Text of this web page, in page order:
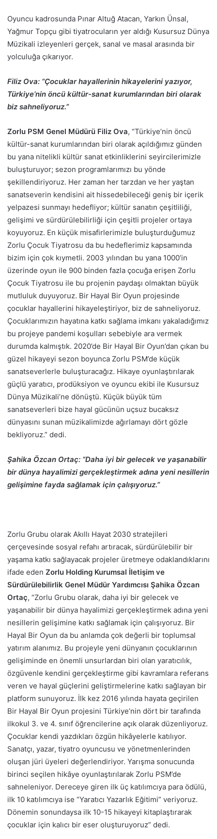
Oyuncu kadrosunda Pınar Altuğ Atacan, Yarkın Ünsal,
Yağmur Topçu gibi tiyatrocuların yer aldığı Kusursuz Dünya
Müzikali izleyenleri gerçek, sanal ve masal arasında bir
yolculuğa çıkarıyor.
Filiz Ova: “Çocuklar hayallerinin hikayelerini yazıyor,
Türkiye’nin öncü kültür-sanat kurumlarından biri olarak
biz sahneliyoruz.”
Zorlu PSM Genel Müdürü Filiz Ova, “Türkiye’nin öncü
kültür-sanat kurumlarından biri olarak açıldığımız günden
bu yana nitelikli kültür sanat etkinliklerini seyircilerimizle
buluşturuyor; sezon programlarımızı bu yönde
şekillendiriyoruz. Her zaman her tarzdan ve her yaştan
sanatseverin kendisini ait hissedebileceği geniş bir içerik
yelpazesi sunmayı hedefliyor; kültür sanatın çeşitliliği,
gelişimi ve sürdürülebilirliği için çeşitli projeler ortaya
koyuyoruz. En küçük misafirlerimizle buluşturduğumuz
Zorlu Çocuk Tiyatrosu da bu hedeflerimiz kapsamında
bizim için çok kıymetli. 2003 yılından bu yana 1000’in
üzerinde oyun ile 900 binden fazla çocuğa erişen Zorlu
Çocuk Tiyatrosu ile bu projenin paydaşı olmaktan büyük
mutluluk duyuyoruz. Bir Hayal Bir Oyun projesinde
çocuklar hayallerini hikayeleştiriyor, biz de sahneliyoruz.
Çocuklarımızın hayatına katkı sağlama imkanı yakaladığımız
bu projeye pandemi koşulları sebebiyle ara vermek
durumda kalmıştık. 2020’de Bir Hayal Bir Oyun’dan çıkan bu
güzel hikayeyi sezon boyunca Zorlu PSM’de küçük
sanatseverlerle buluşturacağız. Hikaye oyunlaştırılarak
güçlü yaratıcı, prodüksiyon ve oyuncu ekibi ile Kusursuz
Dünya Müzikali’ne dönüştü. Küçük büyük tüm
sanatseverleri bize hayal gücünün uçsuz bucaksız
dünyasını sunan müzikalimizde ağırlamayı dört gözle
bekliyoruz.” dedi.
Şahika Özcan Ortaç: “Daha iyi bir gelecek ve yaşanabilir
bir dünya hayalimizi gerçekleştirmek adına yeni nesillerin
gelişimine fayda sağlamak için çalışıyoruz.”
Zorlu Grubu olarak Akıllı Hayat 2030 stratejileri
çerçevesinde sosyal refahı artıracak, sürdürülebilir bir
yaşama katkı sağlayacak projeler üretmeye odaklandıklarını
ifade eden Zorlu Holding Kurumsal İletişim ve
Sürdürülebilirlik Genel Müdür Yardımcısı Şahika Özcan
Ortaç, “Zorlu Grubu olarak, daha iyi bir gelecek ve
yaşanabilir bir dünya hayalimizi gerçekleştirmek adına yeni
nesillerin gelişimine katkı sağlamak için çalışıyoruz. Bir
Hayal Bir Oyun da bu anlamda çok değerli bir toplumsal
yatırım alanımız. Bu projeyle yeni dünyanın çocuklarının
gelişiminde en önemli unsurlardan biri olan yaratıcılık,
özgüvenle kendini gerçekleştirme gibi kavramlara referans
veren ve hayal güçlerini geliştirmelerine katkı sağlayan bir
platform sunuyoruz. İlk kez 2016 yılında hayata geçirilen
Bir Hayal Bir Oyun projesini Türkiye’nin dört bir tarafında
ilkokul 3. ve 4. sınıf öğrencilerine açık olarak düzenliyoruz.
Çocuklar kendi yazdıkları özgün hikâyelerle katılıyor.
Sanatçı, yazar, tiyatro oyuncusu ve yönetmenlerinden
oluşan jüri üyeleri değerlendiriyor. Yarışma sonucunda
birinci seçilen hikâye oyunlaştırılarak Zorlu PSM’de
sahneleniyor. Dereceye giren ilk üç katılımcıya para ödülü,
ilk 10 katılımcıya ise “Yaratıcı Yazarlık Eğitimi” veriyoruz.
Dönemin sonundaysa ilk 10-15 hikayeyi kitaplaştırarak
çocuklar için kalıcı bir eser oluşturuyoruz” dedi.